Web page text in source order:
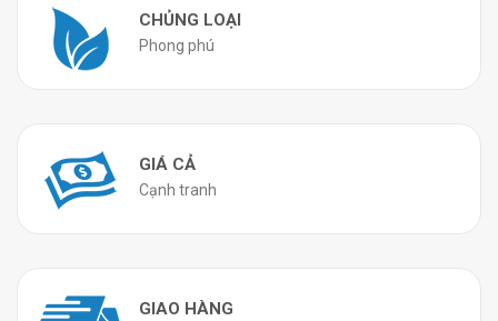
CHỦNG LOẠI
Phong phú
GIÁ CẢ
Cạnh tranh
GIAO HÀNG